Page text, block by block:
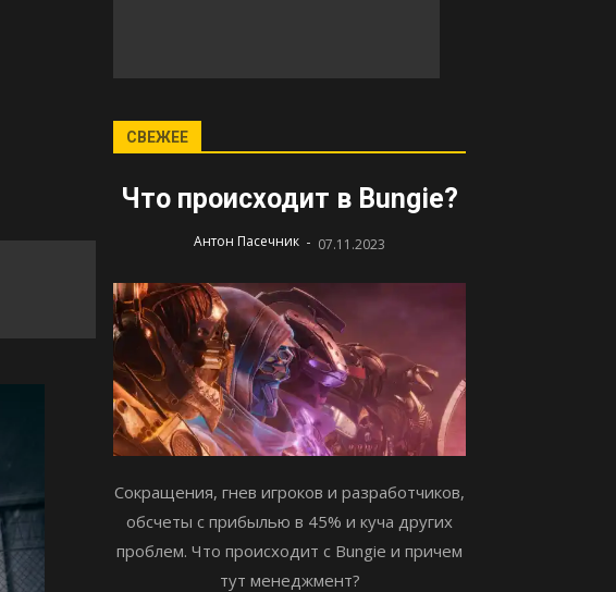
СВЕЖЕЕ
Что происходит в Bungie?
Антон Пасечник - 07.11.2023
Сокращения, гнев игроков и разработчиков,
обсчеты с прибылью в 45% и куча других
проблем. Что происходит с Bungie и причем
тут менеджмент?